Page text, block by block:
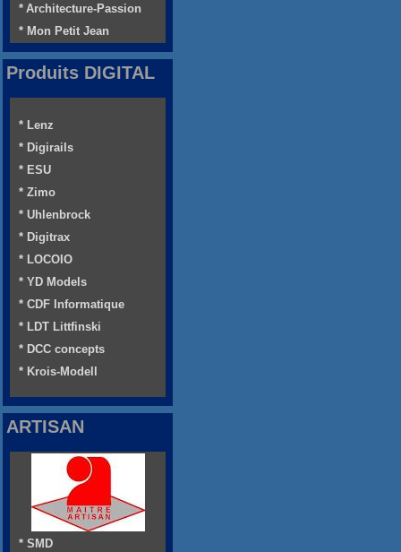
* Architecture-Passion
* Mon Petit Jean
Produits DIGITAL
* Lenz
* Digirails
* ESU
* Zimo
* Uhlenbrock
* Digitrax
* LOCOIO
* YD Models
* CDF Informatique
* LDT Littfinski
* DCC concepts
* Krois-Modell
ARTISAN
* SMD